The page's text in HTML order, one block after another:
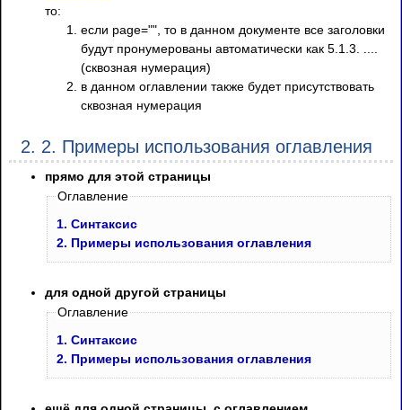
то:
если page="", то в данном документе все заголовки
будут пронумерованы автоматически как 5.1.3. ....
(сквозная нумерация)
в данном оглавлении также будет присутствовать
сквозная нумерация
2. 2. Примеры использования оглавления
прямо для этой страницы
Оглавление
1. Синтаксис
2. Примеры использования оглавления
для одной другой страницы
Оглавление
1. Синтаксис
2. Примеры использования оглавления